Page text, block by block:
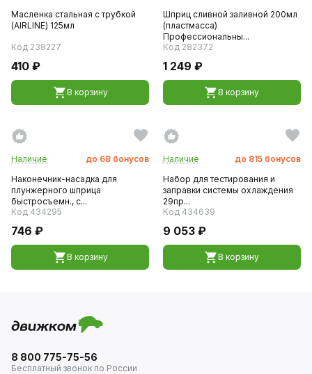
Масленка стальная с трубкой
(AIRLINE) 125мл
Код 238227
410 ₽
В корзину
Шприц сливной заливной 200мл
(пластмасса)
Профессиональны...
Код 282372
1 249 ₽
В корзину
Наличие до 68 бонусов
Наконечник-насадка для
плунжерного шприца
быстросъемн., с...
Код 434295
746 ₽
В корзину
Наличие до 815 бонусов
Набор для тестирования и
заправки системы охлаждения
29пр...
Код 434639
9 053 ₽
В корзину
8 800 775-75-56
Бесплатный звонок по России